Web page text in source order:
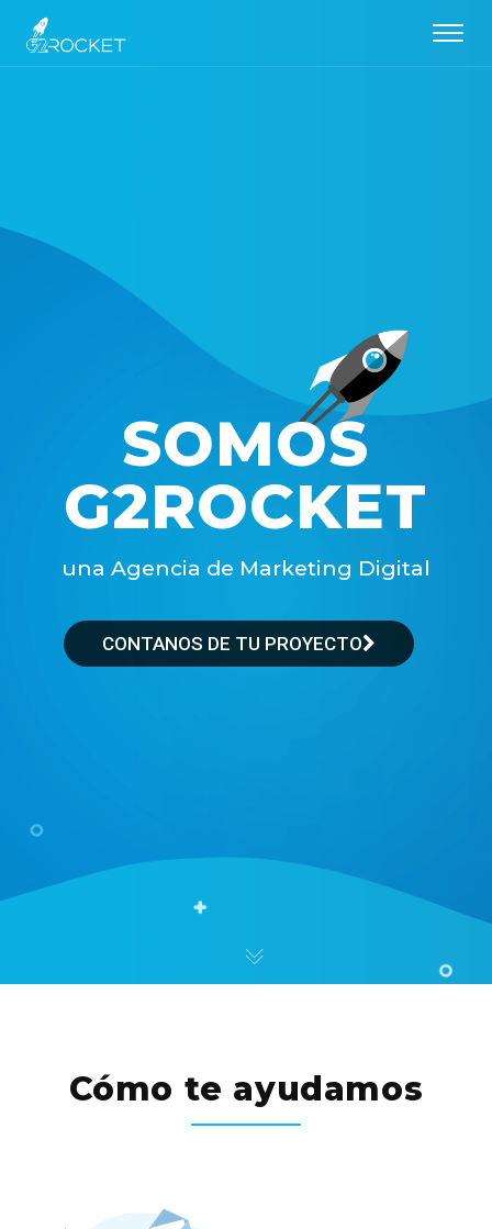
SOMOS
G2ROCKET
una Agencia de Marketing Digital
CONTANOS DE TU PROYECTO
Cómo te ayudamos